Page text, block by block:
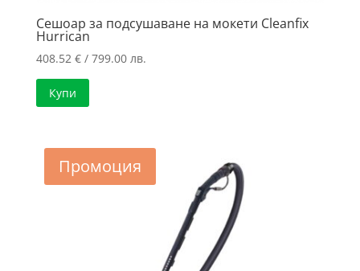
Сешоар за подсушаване на мокети Cleanfix
Hurrican
408.52 €/ 799.00 лв.
Купи
Промоция